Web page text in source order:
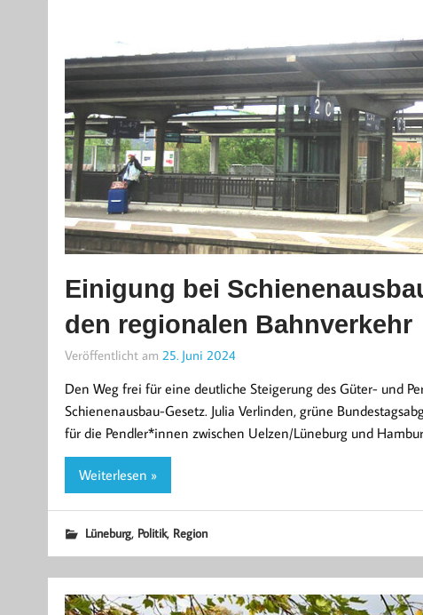
Einigung bei
den regionalen Bahnverkehr
Veröffentlicht am 25. Juni 2024
Den Weg frei für eine deutliche Steigerung des Güter- und
Schienenausbau-Gesetz. Julia Verlinden, grüne
für die Pendler*innen zwischen Uelzen/Lüneburg und
Weiterlesen »
Lüneburg, Politik, Region